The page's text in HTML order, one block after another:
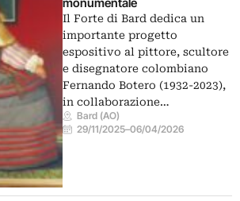
monumentale
Il Forte di Bard dedica un
importante progetto
espositivo al pittore, scultore
e disegnatore colombiano
Fernando Botero (1932-2023),
in collaborazione…
Bard (AO)
29/11/2025–06/04/2026